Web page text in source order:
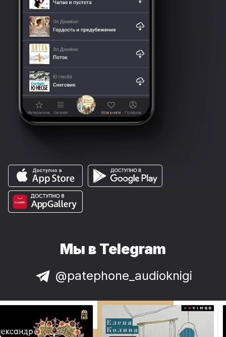
Мы в Telegram
@patephone_audioknigi